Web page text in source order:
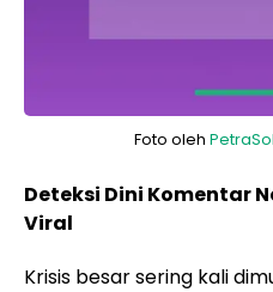
Foto oleh
Deteksi Dini Komentar
Viral
Krisis besar sering kali